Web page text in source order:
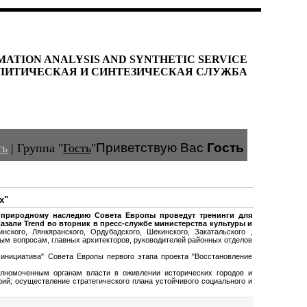
ANALYSIS AND SYNTHETIC SERVICE
И СИНТЕЗИЧЕСКАЯ СЛУЖБА
| Группа"Гость"Приветствую Вас Гость
наследию Совета Европы проведут тренинги для
Trend во вторник в пресс-службе министерства культуры и
Лянкяранского, Ордубадского, Шекинского, Закатальского ,
вопросам, главных архитекторов, руководителей районных отделов
Совета Европы первого этапа проекта "Восстановление
органам власти в оживлении исторических городов и
осуществление стратегического плана устойчивого социального и